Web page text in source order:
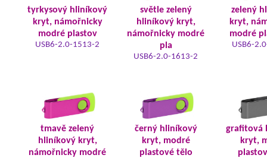
tyrkysový hliníkový
kryt, námořnicky
modré plastov
USB6-2.0-1513-2
světle zelený
hliníkový kryt,
námořnicky modré
pla
USB6-2.0-1613-2
zelený
kryt,
modré
USB6-
tmavě zelený
hliníkový kryt,
námořnicky modré
černý hliníkový
kryt, modré
plastové tělo
grafitová
kryt,